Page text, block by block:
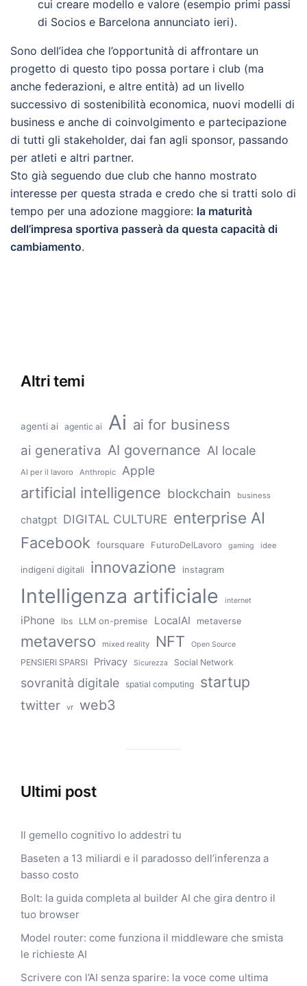
cui creare modello e valore (esempio primi passi
di Socios e Barcelona annunciato ieri).
Sono dell’idea che l’opportunità di affrontare un
progetto di questo tipo possa portare i club (ma
anche federazioni, e altre entità) ad un livello
successivo di sostenibilità economica, nuovi modelli di
business e anche di coinvolgimento e partecipazione
di tutti gli stakeholder, dai fan agli sponsor, passando
per atleti e altri partner.
Sto già seguendo due club che hanno mostrato
interesse per questa strada e credo che si tratti solo di
tempo per una adozione maggiore: la maturità
dell’impresa sportiva passerà da questa capacità di
cambiamento.
Altri temi
agenti ai agentic ai Ai ai for business
ai generativa AI governance AI locale
AI per il lavoro Anthropic Apple
artificial intelligence blockchain business
chatgpt DIGITAL CULTURE enterprise AI
Facebook foursquare FuturoDelLavoro gaming idee
indigeni digitali innovazione instagram
Intelligenza artificiale internet
iPhone lbs LLM on-premise LocalAI metaverse
metaverso mixed reality NFT Open Source
PENSIERI SPARSI Privacy Sicurezza Social Network
sovranità digitale spatial computing startup
twitter vr web3
Ultimi post
Il gemello cognitivo lo addestri tu
Baseten a 13 miliardi e il paradosso dell’inferenza a
basso costo
Bolt: la guida completa al builder AI che gira dentro il
tuo browser
Model router: come funziona il middleware che smista
le richieste AI
Scrivere con l’AI senza sparire: la voce come ultima